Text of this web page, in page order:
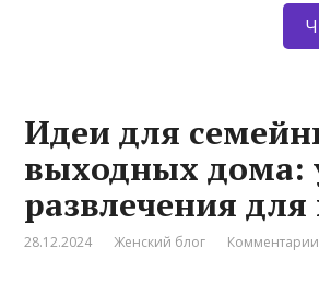
Идеи для
выходных дома:
развлечения для
28.12.2024 Женский блог